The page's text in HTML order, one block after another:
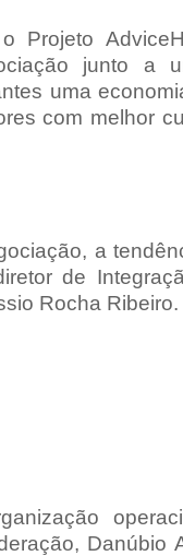
junto a
uma
com melhor
a
de
Rocha Ribeiro.
Danúbio